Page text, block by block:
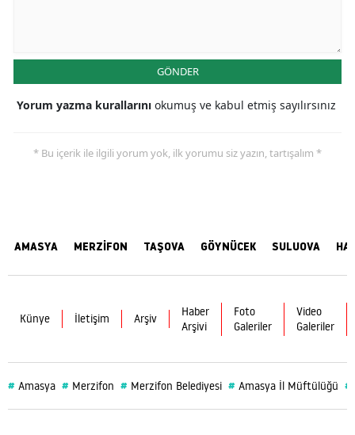
GÖNDER
Yorum yazma kurallarını okumuş ve kabul etmiş sayılırsınız
* Bu içerik ile ilgili yorum yok, ilk yorumu siz yazın, tartışalım *
AMASYA MERZİFON TAŞOVA GÖYNÜCEK SULUOVA
Künye İletişim Arşiv
Haber
Arşivi
Foto
Galeriler
Video
Galeriler
# Amasya # Merzifon # Merzifon Belediyesi # Amasya İl Müftülüğü #